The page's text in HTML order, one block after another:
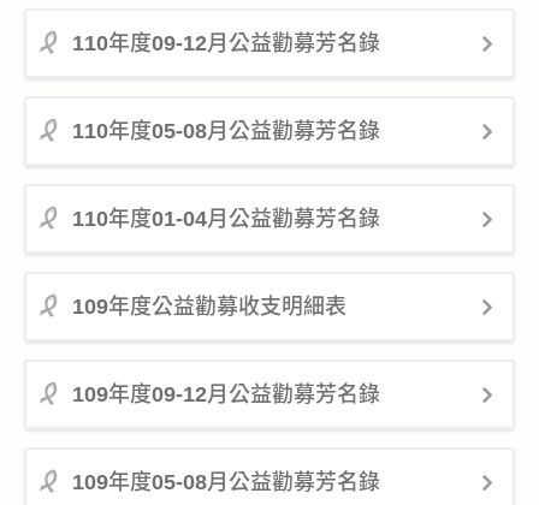
110年度09-12月公益勸募芳名錄
110年度05-08月公益勸募芳名錄
110年度01-04月公益勸募芳名錄
109年度公益勸募收支明細表
109年度09-12月公益勸募芳名錄
109年度05-08月公益勸募芳名錄